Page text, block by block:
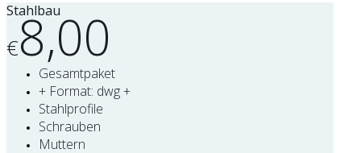
Stahlbau
€8,00
Gesamtpaket
+ Format: dwg +
Stahlprofile
Schrauben
Muttern